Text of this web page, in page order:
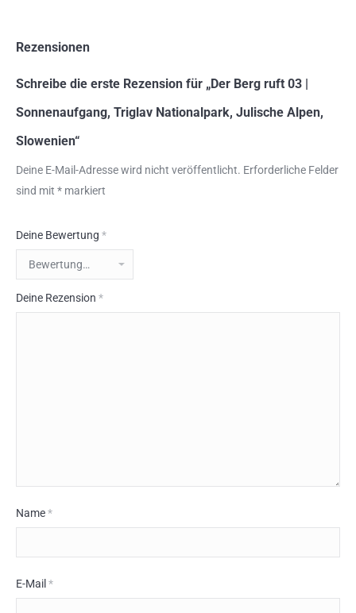
Rezensionen
Schreibe die erste Rezension für „Der Berg ruft 03 |
Sonnenaufgang, Triglav Nationalpark, Julische Alpen,
Slowenien“
Deine E-Mail-Adresse wird nicht veröffentlicht. Erforderliche Felder
sind mit * markiert
Deine Bewertung *
Deine Rezension *
Name*
E-Mail *